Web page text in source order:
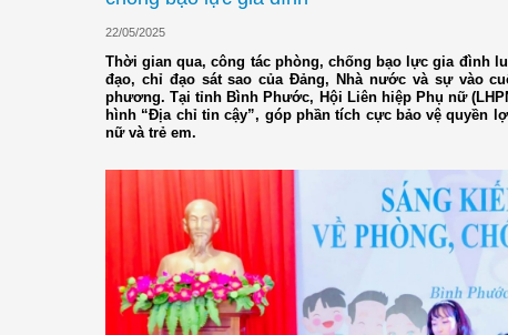
22/05/2025
Thời gian qua, công tác phòng, chống bạo lực gia đình
đạo, chỉ đạo sát sao của Đảng, Nhà nước và sự vào
phương. Tại tỉnh Bình Phước, Hội Liên hiệp Phụ nữ
hình “Địa chỉ tin cậy”, góp phần tích cực bảo vệ quyền
nữ và trẻ em.